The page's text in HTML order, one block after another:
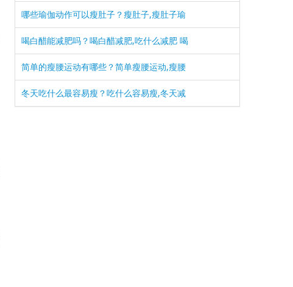
哪些瑜伽动作可以瘦肚子？瘦肚子,瘦肚子瑜
喝白醋能减肥吗？喝白醋减肥,吃什么减肥 喝
简单的瘦腰运动有哪些？简单瘦腰运动,瘦腰
冬天吃什么最容易瘦？吃什么容易瘦,冬天减